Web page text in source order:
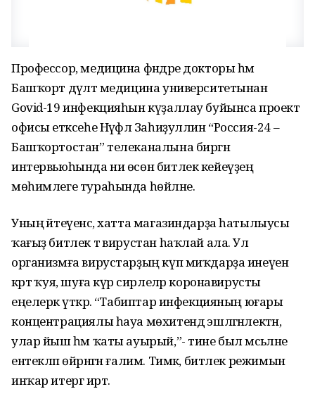
Профессор, медицина фәндәре докторы һәм
Башҡорт дәүләт медицина университетынан
Govid-19 инфекцияһын күҙаллау буйынса проект
офисы етәксеһе Нәүфәл Заһиҙуллин “Россия-24 –
Башҡортостан” телеканалына биргән
интервьюһында ни өсөн битлек кейеүҙең
мөһимлеге тураһында һөйләне.
Уның әйтеүенсә, хатта магазиндарҙа һатылыусы
ҡағыҙ битлек тә вирустан һаҡлай ала. Ул
организмға вирустарҙың күп миҡдарҙа инеүенә
кәртә ҡуя, шуға күрә сирлеләр коронавирусты
еңелерәк үткәрә. “Табиптар инфекцияның юғары
концентрациялы һауа мөхитендә эшләгәнлектән,
улар йыш һәм ҡаты ауырый,”- тине был мәсьәләне
ентекләп өйрәнгән ғалим. Тимәк, битлек режимын
инҡар итергә иртә.